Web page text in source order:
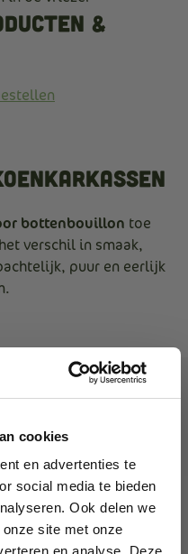
cookies
en advertenties te
social media te bieden
Ook delen we
site met onze
en analyse. Deze
&
bottenbouillon toe
verschil in smaak,
puur en eerlijk